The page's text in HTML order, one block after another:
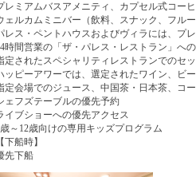
レミアムバスアメニティ、カプセル式コー
ェルカムミニバー（飲料、スナック、フルー
レス・ペントハウスおよびヴィラには、プ
時間営業の「ザ・パレス・レストラン」へ
定されたスペシャリティレストランでのセ
ッピーアワーでは、選定されたワイン、ビ
定会場でのジュース、中国茶・日本茶、コ
ェフズテーブルの優先予約
イブショーへの優先アクセス
～12歳向けの専用キッズプログラム
【下船時】
先下船